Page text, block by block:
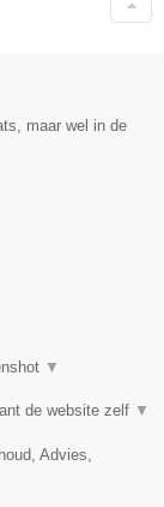
maar wel in de
▼
de website zelf ▼
Advies,